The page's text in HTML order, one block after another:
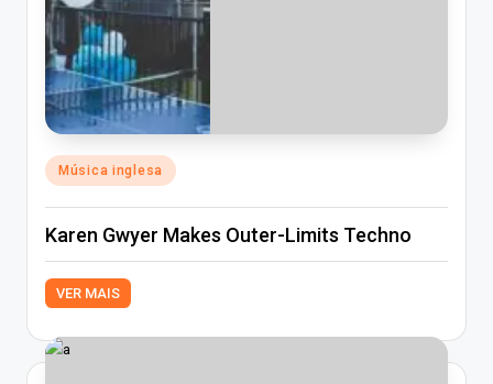
Posted
in
Música inglesa
Karen Gwyer Makes Outer-Limits Techno
VER MAIS